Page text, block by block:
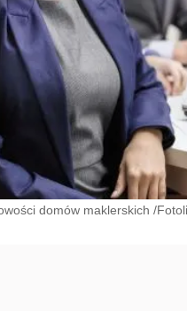
domów maklerskich /